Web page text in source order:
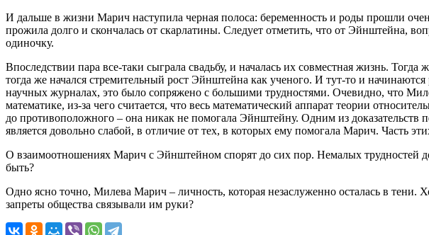
И дальше в жизни Марич наступила черная полоса: беременность и роды прошли
прожила долго и скончалась от скарлатины. Следует отметить, что от Эйнштейна,
одиночку.
Впоследствии пара все-таки сыграла свадьбу, и началась их совместная жизнь.
тогда же начался стремительный рост Эйнштейна как ученого. И тут-то и
научных журналах, это было сопряжено с большими трудностями. Очевидно, что
математике, из-за чего считается, что весь математический аппарат теории
до противоположного – она никак не помогала Эйнштейну. Одним из доказательств
является довольно слабой, в отличие от тех, в которых ему помогала Марич. Часть
О взаимоотношениях Марич с Эйнштейном спорят до сих пор. Немалых трудностей
быть?
Одно ясно точно, Милева Марич – личность, которая незаслуженно осталась в тени.
запреты общества связывали им руки?